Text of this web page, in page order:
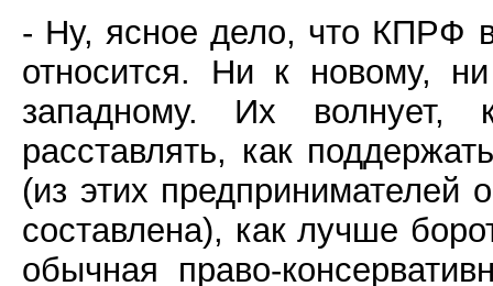
- Ну, ясное дело, что КПРФ
относится. Ни к новому,
западному. Их волнует,
расставлять, как
(из этих
составлена), как лучше
обычная право-